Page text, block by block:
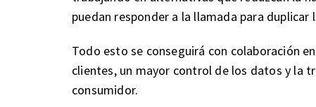
puedan responder a la llamada para duplicar
Todo esto se conseguirá con colaboración
clientes, un mayor control de los datos y la
consumidor.